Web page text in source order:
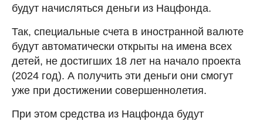
будут начисляться деньги из Нацфонда.
Так, специальные счета в иностранной валюте
будут автоматически открыты на имена всех
детей, не достигших 18 лет на начало проекта
(2024 год). А получить эти деньги они смогут
уже при достижении совершеннолетия.
При этом средства из Нацфонда будут